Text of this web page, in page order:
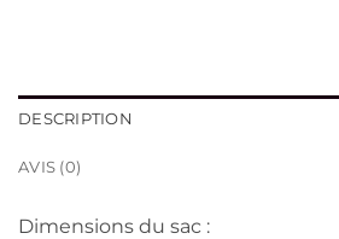
DESCRIPTION
AVIS (0)
Dimensions du sac :